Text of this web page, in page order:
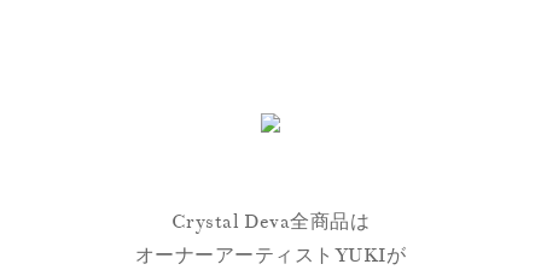
Crystal Deva全商品は
オーナーアーティストYUKIが